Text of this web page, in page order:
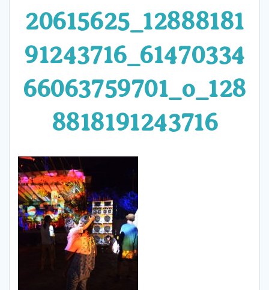
20615625_12888181
91243716_61470334
66063759701_o_128
8818191243716